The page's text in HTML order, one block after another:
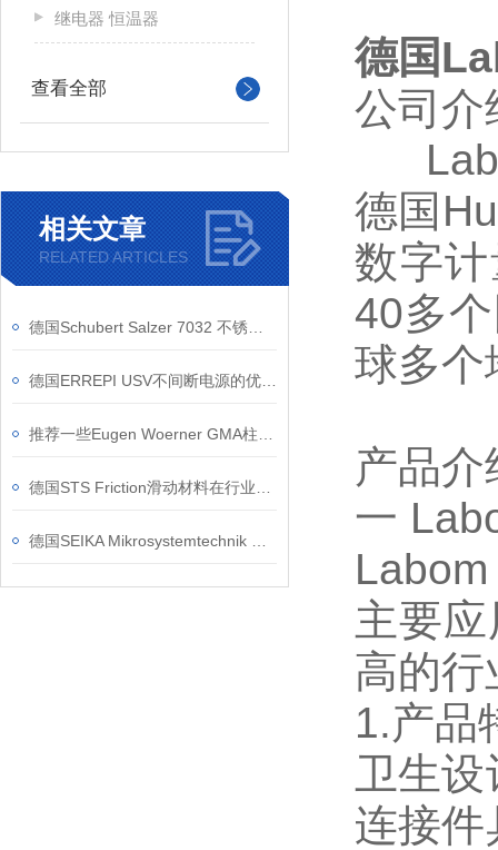
继电器 恒温器
查看全部
相关文章
RELATED ARTICLES
德国
公司介
德国
数字
40多
球多个
产品介
一
主要
高的行
1.产品
卫生
连接件